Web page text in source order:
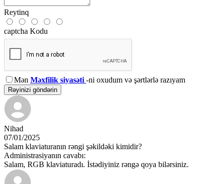
Reytinq
captcha Kodu
Mən Məxfilik siyasəti -ni oxudum və şərtlərlə razıyam
Rəyinizi göndərin
Nihad
07/01/2025
Salam klaviaturanın rəngi şəkildəki kimidir?
Administrasiyanın cavabı:
Salam, RGB klaviaturadı. İstədiyiniz rəngə qoya bilərsiniz.